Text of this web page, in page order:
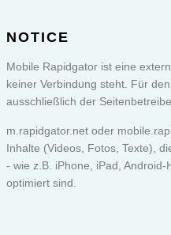
NOTICE
Mobile Rapidgator ist eine
keiner Verbindung steht. Für
ausschließlich der
m.rapidgator.net oder
Inhalte (Videos, Fotos, Texte),
- wie z.B. iPhone, iPad,
optimiert sind.